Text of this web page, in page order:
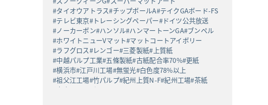
タイオウアトラス チップボールA テイクGAボード-FS
テレビ東京 トレーシングペーパー ドイツ公共放送
ノーカーボン ハンソル ハンマートーンGA ブンペル
ホワイトニューVマット マットコートアイボリー
ラフグロス レンゴー 三菱製紙
上質紙
中越パルプ工業 五條製紙 古紙配合率70% 更紙
横浜市 江戸川工場 無蛍光 白色度78%以上
祖父江工場 竹パルプ 紀州上質N-F 紀州工場 茶紙
高白ラフバガス